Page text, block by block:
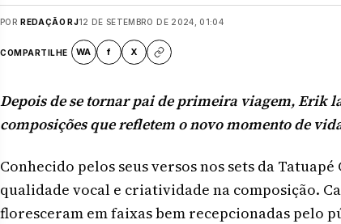
POR REDAÇÃO RJ12 DE SETEMBRO DE 2024, 01:04
COMPARTILHE WA f X
Depois de se tornar pai de primeira viagem, Erik
composições que refletem o novo momento de
Conhecido pelos seus versos nos sets da
qualidade vocal e criatividade na composição.
floresceram em faixas bem recepcionadas pelo